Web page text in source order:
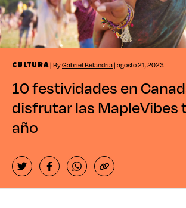
CULTURA| ByGabriel Belandria| agosto 21, 2023
10 festividades en
disfrutar las MapleVibes
año